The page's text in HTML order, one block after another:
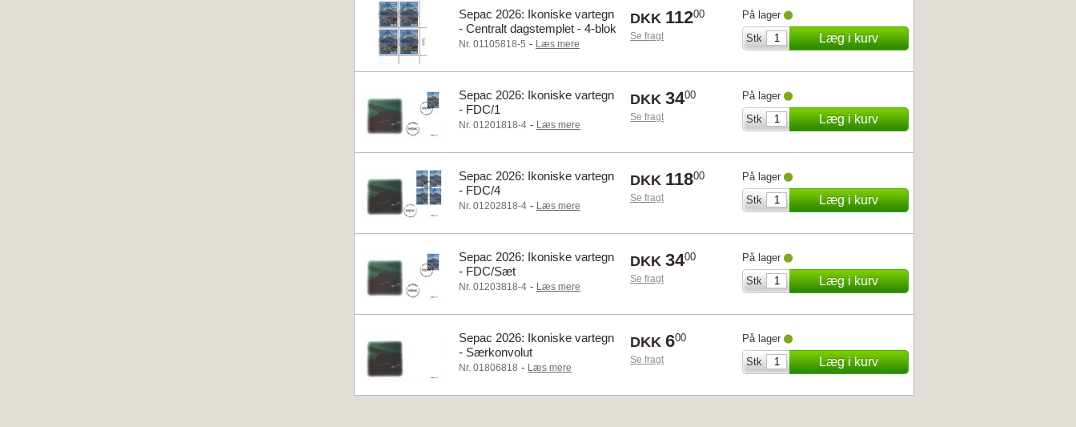
Sepac 2026: Ikoniske vartegn
- Centralt dagstemplet - 4-blok
nedre marginal
Nr. 01105818-5 - Læs mere
DKK 11200
Se fragt
På lager
Stk
Læg i kurv
Sepac 2026: Ikoniske vartegn
- FDC/1
Nr. 01201818-4 - Læs mere
DKK 3400
Se fragt
På lager
Stk
Læg i kurv
Sepac 2026: Ikoniske vartegn
- FDC/4
Nr. 01202818-4 - Læs mere
DKK 11800
Se fragt
På lager
Stk
Læg i kurv
Sepac 2026: Ikoniske vartegn
- FDC/Sæt
Nr. 01203818-4 - Læs mere
DKK 3400
Se fragt
På lager
Stk
Læg i kurv
Sepac 2026: Ikoniske vartegn
- Særkonvolut
Nr. 01806818 - Læs mere
DKK 600
Se fragt
På lager
Stk
Læg i kurv